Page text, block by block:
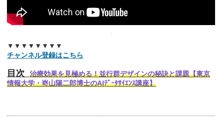
▼▼▼▼▼▼▼▼
チャンネル登録はこちら
目次
治療効果を見極める！並行群デザインの秘訣と課題【東京
情報大学・嵜山陽二郎博士のAIﾃﾞｰﾀｻｲｴﾝｽ講座】